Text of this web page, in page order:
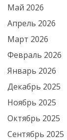
Май 2026
Апрель 2026
Март 2026
Февраль 2026
Январь 2026
Декабрь 2025
Ноябрь 2025
Октябрь 2025
Сентябрь 2025